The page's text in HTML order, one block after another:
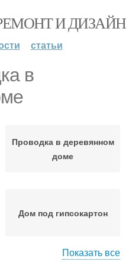
И ДИЗАЙН
статьи
в
Проводка в деревянном
доме
Дом под гипсокартон
Показать все